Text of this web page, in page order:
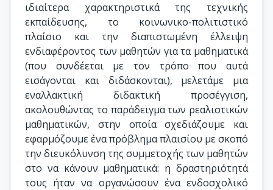
ιδιαίτερα χαρακτηριστικά της τεχνικής
εκπαίδευσης, το κοινωνικο-πολιτιστικό
πλαίσιο και την διαπιστωμένη έλλειψη
ενδιαφέροντος των μαθητών για τα μαθηματικά
(που συνδέεται με τον τρόπο που αυτά
εισάγονται και διδάσκονται), μελετάμε μια
εναλλακτική διδακτική προσέγγιση,
ακολουθώντας το παράδειγμα των ρεαλιστικών
μαθηματικών, στην οποία σχεδιάζουμε και
εφαρμόζουμε ένα πρόβλημα πλαισίου με σκοπό
την διευκόλυνση της συμμετοχής των μαθητών
στο να κάνουν μαθηματικά: η δραστηριότητά
τους ήταν να οργανώσουν ένα ενδοσχολικό